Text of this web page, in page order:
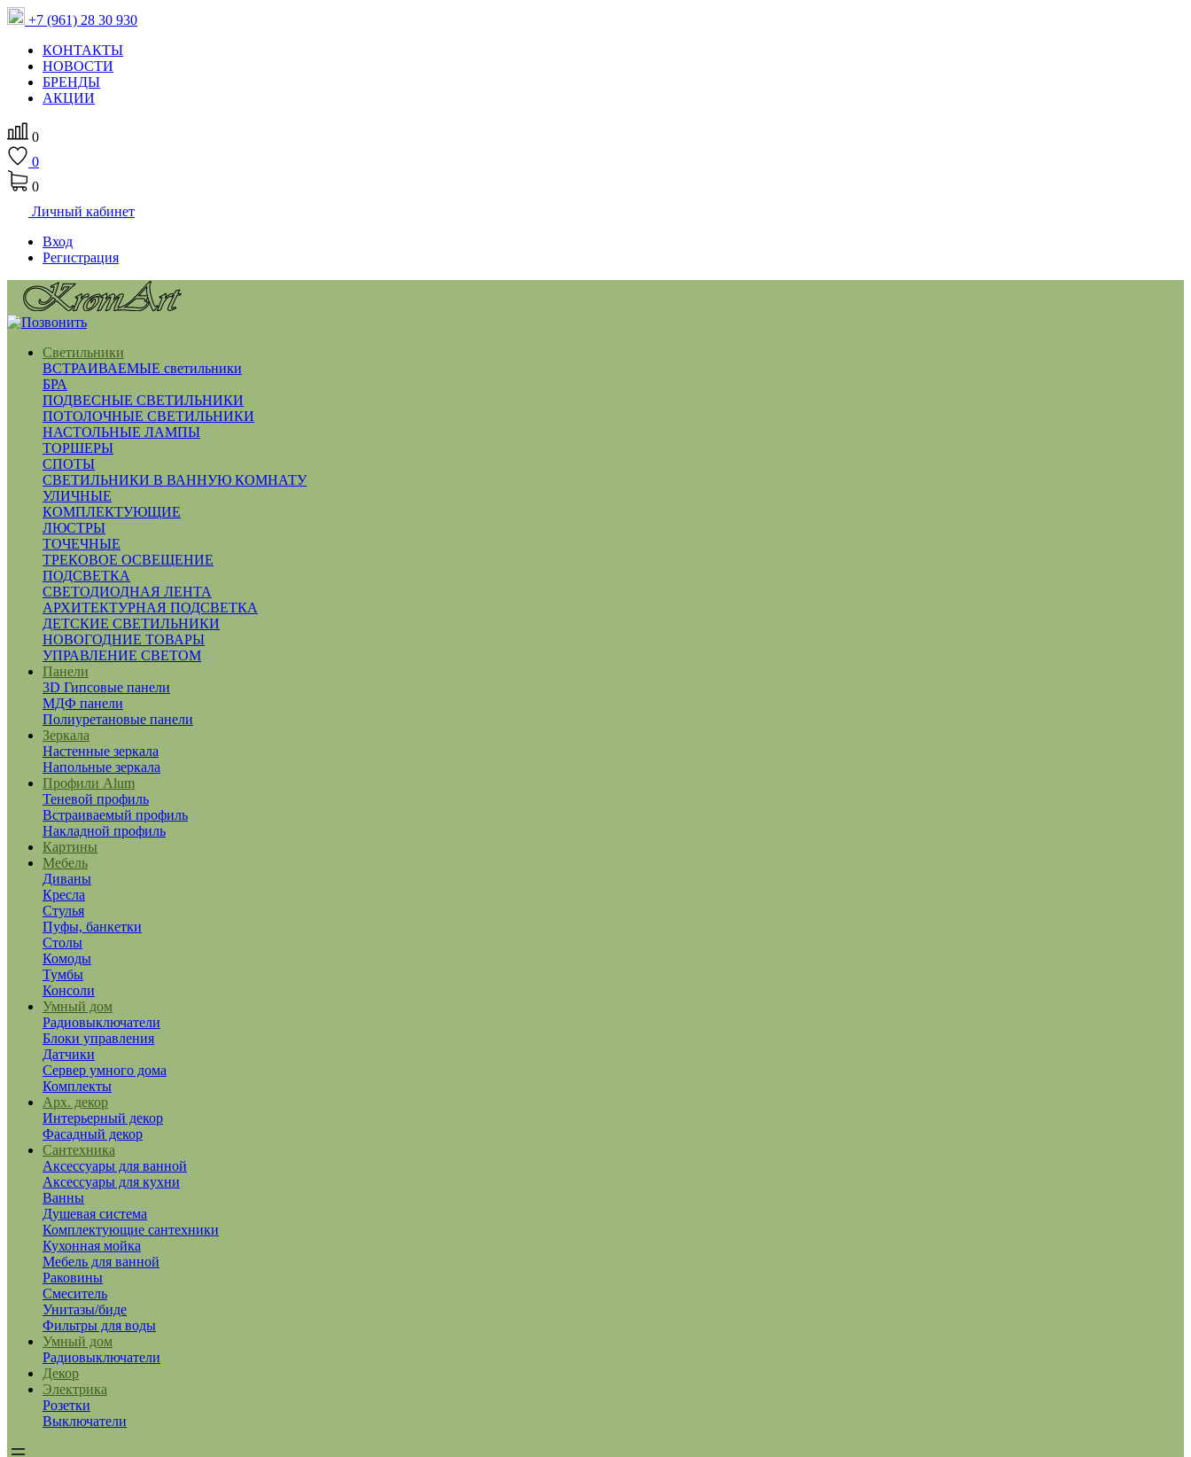
+7 (961) 28 30 930
КОНТАКТЫ
НОВОСТИ
БРЕНДЫ
АКЦИИ
0
0
0
Личный кабинет
Вход
Регистрация
Светильники
ВСТРАИВАЕМЫЕ светильники
БРА
ПОДВЕСНЫЕ СВЕТИЛЬНИКИ
ПОТОЛОЧНЫЕ СВЕТИЛЬНИКИ
НАСТОЛЬНЫЕ ЛАМПЫ
ТОРШЕРЫ
СПОТЫ
СВЕТИЛЬНИКИ В ВАННУЮ КОМНАТУ
УЛИЧНЫЕ
КОМПЛЕКТУЮЩИЕ
ЛЮСТРЫ
ТОЧЕЧНЫЕ
ТРЕКОВОЕ ОСВЕЩЕНИЕ
ПОДСВЕТКА
СВЕТОДИОДНАЯ ЛЕНТА
АРХИТЕКТУРНАЯ ПОДСВЕТКА
ДЕТСКИЕ СВЕТИЛЬНИКИ
НОВОГОДНИЕ ТОВАРЫ
УПРАВЛЕНИЕ СВЕТОМ
Панели
3D Гипсовые панели
МДФ панели
Полиуретановые панели
Зеркала
Настенные зеркала
Напольные зеркала
Профили Alum
Теневой профиль
Встраиваемый профиль
Накладной профиль
Картины
Мебель
Диваны
Кресла
Стулья
Пуфы, банкетки
Столы
Комоды
Тумбы
Консоли
Умный дом
Радиовыключатели
Блоки управления
Датчики
Сервер умного дома
Комплекты
Арх. декор
Интерьерный декор
Фасадный декор
Сантехника
Аксессуары для ванной
Аксессуары для кухни
Ванны
Душевая система
Комплектующие сантехники
Кухонная мойка
Мебель для ванной
Раковины
Смеситель
Унитазы/биде
Фильтры для воды
Умный дом
Радиовыключатели
Декор
Электрика
Розетки
Выключатели